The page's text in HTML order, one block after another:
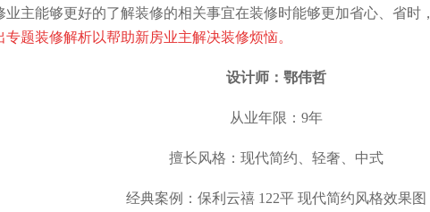
业主能够更好的了解装修的相关事宜在装修时能够更加省心、省时，
专题装修解析以帮助新房业主解决装修烦恼。
设计师：鄂伟哲
从业年限：9年
擅长风格：现代简约、轻奢、中式
经典案例：保利云禧 122平 现代简约风格效果图